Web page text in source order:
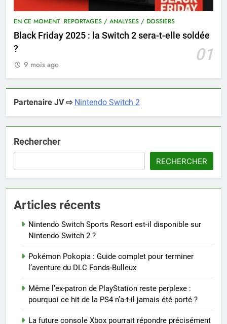
EN CE MOMENT REPORTAGES / ANALYSES / DOSSIERS
Black Friday 2025 : la Switch 2 sera-t-elle soldée
?
01
9 mois ago
Partenaire JV ⇨ Nintendo Switch 2
Rechercher
RECHERCHER
Articles récents
Nintendo Switch Sports Resort est-il disponible sur
Nintendo Switch 2 ?
Pokémon Pokopia : Guide complet pour terminer
l’aventure du DLC Fonds-Bulleux
Même l’ex-patron de PlayStation reste perplexe :
pourquoi ce hit de la PS4 n’a-t-il jamais été porté ?
La future console Xbox pourrait répondre précisément